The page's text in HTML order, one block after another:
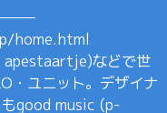
home.html
などで世
・ユニット。デザイナ
もgood music (p-